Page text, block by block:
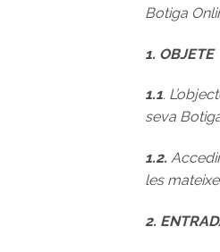
Botiga
1.
1.1.
seva
1.2.
les
2.